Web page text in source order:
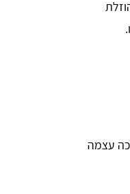
עצמה